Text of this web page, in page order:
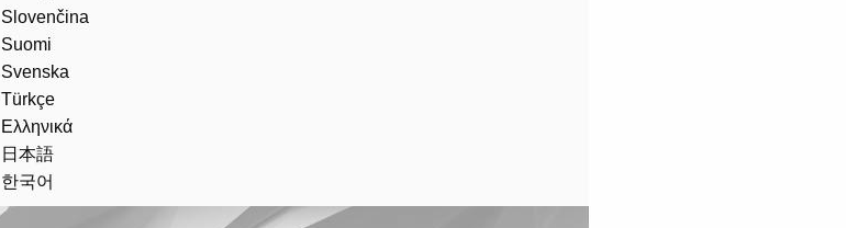
Slovenčina
Suomi
Svenska
Türkçe
Ελληνικά
日本語
한국어